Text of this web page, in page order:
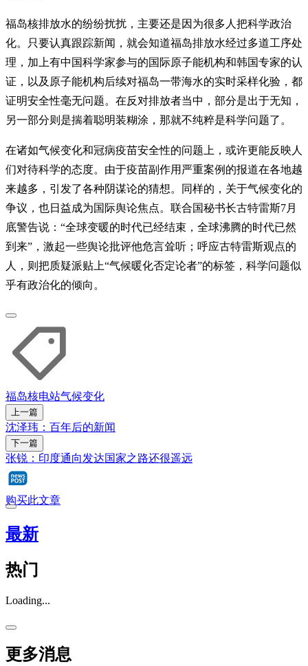
福岛核排放水的纷纷扰扰，主要还是因为很多人把科学政治
化。只要认真跟踪新闻，就会知道福岛排放水经过多道工序处
理，加上有中国科学家参与的国际原子能机构和韩国专家的认
证，以及原子能机构后续对福岛一带海水的实时采样化验，都
证明安全性毫无问题。在反对排放者当中，部分是出于无知，
另一部分则是揣着聪明装糊涂，那就不纯粹是科学问题了。
在诸如气候变化和冠病疫苗安全性的问题上，或许更能反映人
们对待科学的态度。由于疫苗副作用严重案例的报道在各地越
来越多，引发了各种阴谋论的猜想。同样的，关于气候变化的
争议，也日益成为国际舆论焦点。联合国秘书长古特雷斯7月
底警告说：“全球变暖的时代已经结束，全球沸腾的时代已然
到来”，激起一些舆论批评他危言耸听；呼应古特雷斯观点的
人，则把质疑派贴上“气候暖化否定论者”的标签，科学问题似
乎有政治化的倾向。
福岛核电站气候变化
上一篇
沈泽玮：百年后的新闻
下一篇
张锐：印度通向发达国家之路还很遥远
购买此文章
最新
热门
Loading...
更多消息